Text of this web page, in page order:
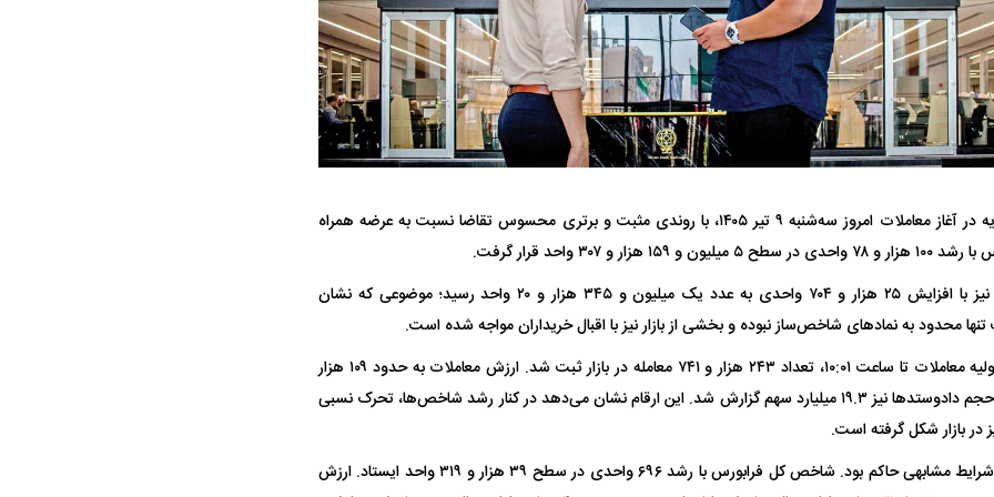
بازار سرمایه در آغاز معاملات امروز سه‌شنبه ۹ تیر ۱۴۰۵، با روندی مثبت و برتری محسوس تقاضا نسبت به عرضه همراه
و ۳۰۷ واحد قرار گرفت.
شاخص کل هم‌وزن نیز با افزایش ۲۵ هزار و ۷۰۴ واحدی به عدد یک میلیون و ۳۴۵ هزار و ۲۰ واحد رسید؛ موضوعی که نشان
محدود به نماد‌های شاخص‌ساز نبوده و بخشی از بازار نیز با اقبال خریداران مواجه شده است.
بر اساس داده‌های اولیه معاملات تا ساعت ۱۰:۰۱، تعداد ۲۴۳ هزار و ۷۴۱ معامله در بازار ثبت شد. ارزش معاملات به حدود ۱۰۹ هزار
میلیارد ریال رسید و حجم دادوستد‌ها نیز ۱۹.۳ میلیارد سهم گزارش شد. این ارقام نشان می‌دهد در کنار رشد شاخص‌ها، تحرک نسبی
در بازار شکل گرفته است.
در بازار فرابورس نیز شرایط مشابهی حاکم بود. شاخص کل فرابورس با رشد ۶۹۶ واحدی در سطح ۳۹ هزار و ۳۱۹ واحد ایستاد. ارزش
فضاپیمای «استارشیپ» ایلان ماسک
چیست؟
حدید ۱۱۰؛ نسخه سریع‌تر، پنهان‌کارتر و
مرگبارتر پهپادهای ایرانی | پهپاد انتحاری
جدید ایران چیست؟
هواپیمای مرموز E-11A BACN چیست؟